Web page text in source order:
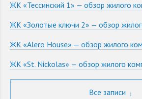
ЖК «Тессинский 1» — обзор жилого
ЖК «Золотые ключи 2» — обзор
ЖК «Alero House» — обзор жилого
ЖК «St. Nickolas» — обзор жилого
Все записи